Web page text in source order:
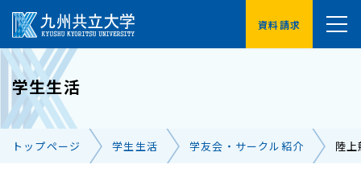
資料請求
受験生の方へ
卒業生の方へ 保護者の方へ
学生生活
トップページ 学生生活 学友会・サークル紹介 陸